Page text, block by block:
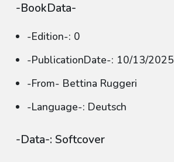
-BookData-
-Edition-: 0
-PublicationDate-: 10/13/2025
-From- Bettina Ruggeri
-Language-: Deutsch
-Data-: Softcover